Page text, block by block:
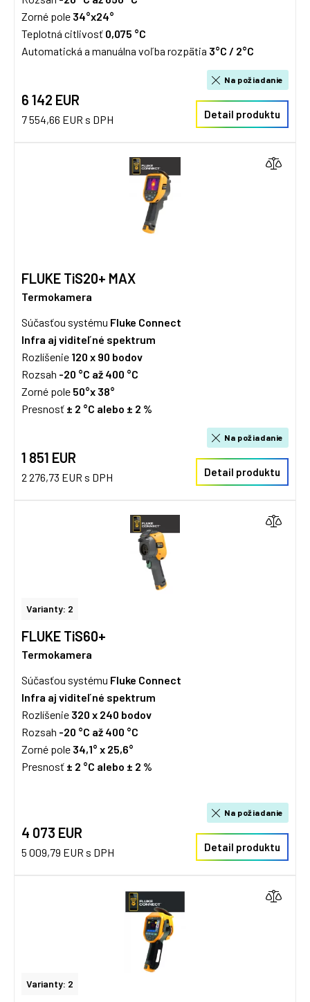
Zorné pole 34°x24°
Teplotná citlivosť 0,075 °C
Automatická a manuálna voľba rozpätia 3°C / 2°C
6 142 EUR
7 554,66 EUR s DPH
Na požiadanie
Detail produktu
FLUKE TiS20+ MAX
Termokamera
Súčasťou systému Fluke Connect
Infra aj viditeľné spektrum
Rozlíšenie 120 x 90 bodov
Rozsah -20 °C až 400 °C
Zorné pole 50°x 38°
Presnosť ± 2 °C alebo ± 2 %
1 851 EUR
2 276,73 EUR s DPH
Na požiadanie
Detail produktu
Varianty: 2
FLUKE TiS60+
Termokamera
Súčasťou systému Fluke Connect
Infra aj viditeľné spektrum
Rozlíšenie 320 x 240 bodov
Rozsah -20 °C až 400 °C
Zorné pole 34,1° x 25,6°
Presnosť ± 2 °C alebo ± 2 %
4 073 EUR
5 009,79 EUR s DPH
Na požiadanie
Detail produktu
Varianty: 2